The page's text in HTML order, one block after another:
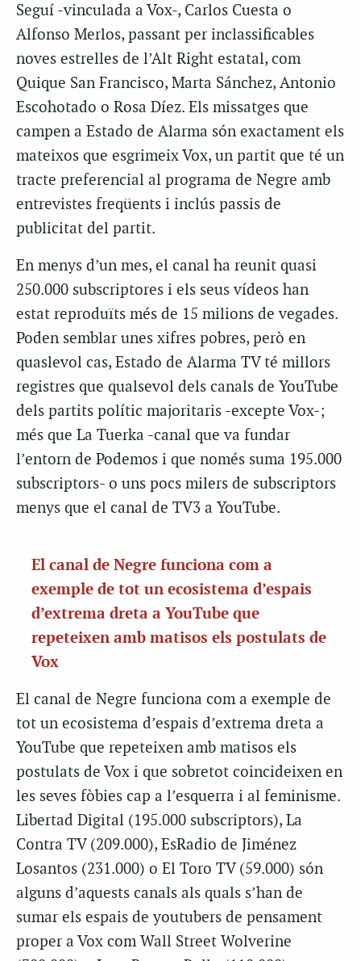
Seguí -vinculada a Vox-, Carlos Cuesta o
Alfonso Merlos, passant per inclassificables
noves estrelles de l’Alt Right estatal, com
Quique San Francisco, Marta Sánchez, Antonio
Escohotado o Rosa Díez. Els missatges que
campen a Estado de Alarma són exactament els
mateixos que esgrimeix Vox, un partit que té un
tracte preferencial al programa de Negre amb
entrevistes freqüents i inclús passis de
publicitat del partit.
En menys d’un mes, el canal ha reunit quasi
250.000 subscriptores i els seus vídeos han
estat reproduïts més de 15 milions de vegades.
Poden semblar unes xifres pobres, però en
quaslevol cas, Estado de Alarma TV té millors
registres que qualsevol dels canals de YouTube
dels partits polític majoritaris -excepte Vox-;
més que La Tuerka -canal que va fundar
l’entorn de Podemos i que només suma 195.000
subscriptors- o uns pocs milers de subscriptors
menys que el canal de TV3 a YouTube.
El canal de Negre funciona com a
exemple de tot un ecosistema d’espais
d’extrema dreta a YouTube que
repeteixen amb matisos els postulats de
Vox
El canal de Negre funciona com a exemple de
tot un ecosistema d’espais d’extrema dreta a
YouTube que repeteixen amb matisos els
postulats de Vox i que sobretot coincideixen en
les seves fòbies cap a l’esquerra i al feminisme.
Libertad Digital (195.000 subscriptors), La
Contra TV (209.000), EsRadio de Jiménez
Losantos (231.000) o El Toro TV (59.000) són
alguns d’aquests canals als quals s’han de
sumar els espais de youtubers de pensament
proper a Vox com Wall Street Wolverine